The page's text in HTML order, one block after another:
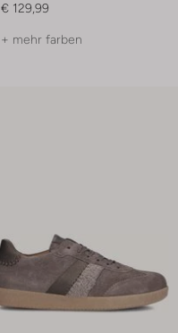
€ 129,99
+ mehr farben